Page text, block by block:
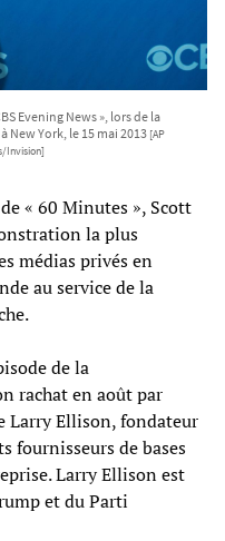
Evening News », lors de la
New York, le 15 mai 2013 [AP
Invision]
« 60 Minutes », Scott
la plus
médias privés en
au service de la
de la
rachat en août par
Ellison, fondateur
fournisseurs de bases
Larry Ellison est
et du Parti